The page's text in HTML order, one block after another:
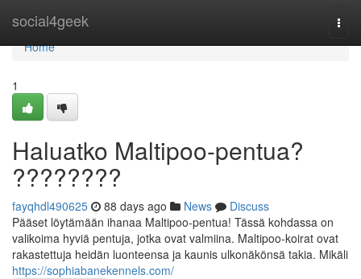
social4geek
Home
Home
1
Haluatko Maltipoo-pentua?
????????
fayqhdl490625 88 days ago News
Discuss
Pääset löytämään ihanaa Maltipoo-pentua! Tässä kohdassa on
valikoima hyviä pentuja, jotka ovat valmiina. Maltipoo-koirat ovat
rakastettuja heidän luonteensa ja kaunis ulkonäkönsä takia. Mikäli
https://sophiabanekennels.com/